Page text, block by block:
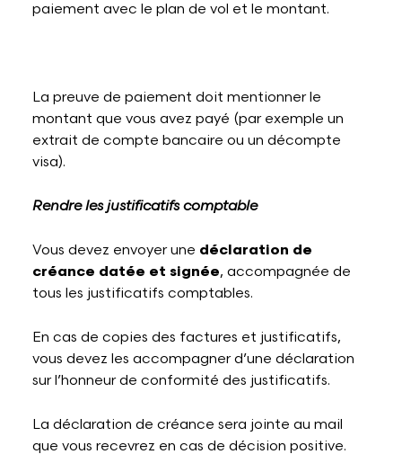
paiement avec le plan de vol et le montant.
La preuve de paiement doit mentionner le
montant que vous avez payé (par exemple un
extrait de compte bancaire ou un décompte
visa).
Rendre les justificatifs comptable
Vous devez envoyer une déclaration de
créance datée et signée, accompagnée de
tous les justificatifs comptables.
En cas de copies des factures et justificatifs,
vous devez les accompagner d’une déclaration
sur l’honneur de conformité des justificatifs.
La déclaration de créance sera jointe au mail
que vous recevrez en cas de décision positive.